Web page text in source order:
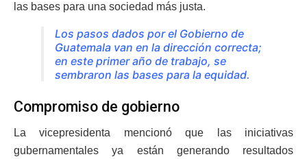
las bases para una sociedad más justa.
Los pasos dados por el Gobierno de
Guatemala van en la dirección correcta;
en este primer año de trabajo, se
sembraron las bases para la equidad.
Compromiso de gobierno
La vicepresidenta mencionó que las iniciativas
gubernamentales ya están generando resultados